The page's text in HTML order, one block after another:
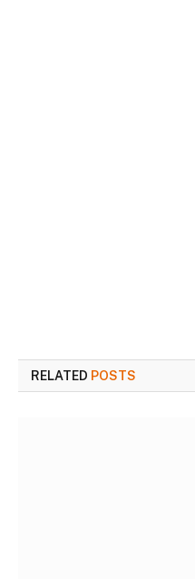
RELATED POSTS